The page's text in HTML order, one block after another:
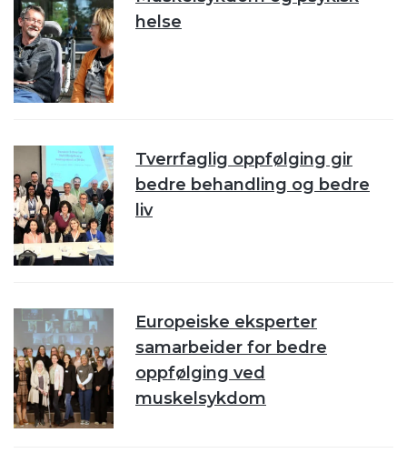
helse
Tverrfaglig oppfølging gir
bedre behandling og bedre
liv
Europeiske eksperter
samarbeider for bedre
oppfølging ved
muskelsykdom